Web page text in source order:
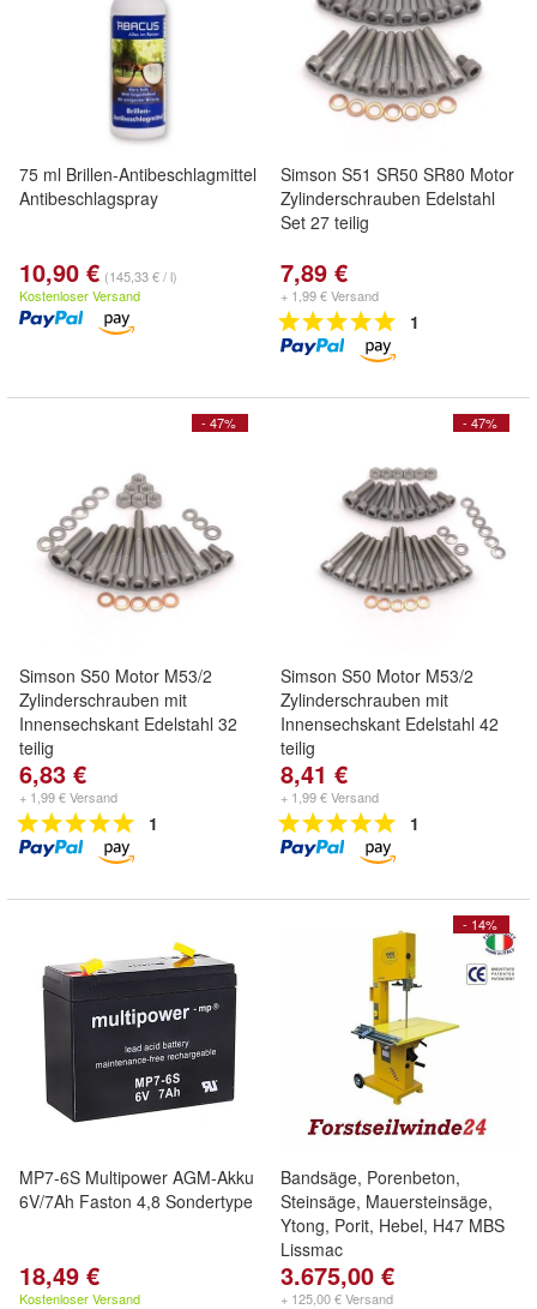
75 ml Brillen-Antibeschlagmittel
Antibeschlagspray
10,90 € (145,33 € / l)
Kostenloser Versand
Simson S51 SR50 SR80 Motor
Zylinderschrauben Edelstahl
Set 27 teilig
7,89 €
+ 1,99 € Versand
1
- 47%
Simson S50 Motor M53/2
Zylinderschrauben mit
Innensechskant Edelstahl 32
teilig
6,83 €
+ 1,99 € Versand
1
- 47%
Simson S50 Motor M53/2
Zylinderschrauben mit
Innensechskant Edelstahl 42
teilig
8,41 €
+ 1,99 € Versand
1
MP7-6S Multipower AGM-Akku
6V/7Ah Faston 4,8 Sondertype
18,49 €
Kostenloser Versand
- 14%
Bandsäge, Porenbeton,
Steinsäge, Mauersteinsäge,
Ytong, Porit, Hebel, H47 MBS
Lissmac
3.675,00 €
+ 125,00 € Versand